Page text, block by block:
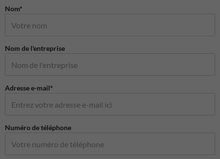
Nom*
Nom de l'entreprise
Adresse e-mail*
Numéro de téléphone